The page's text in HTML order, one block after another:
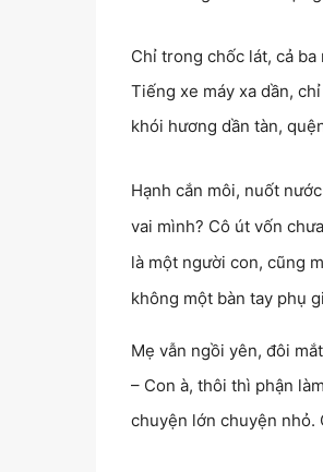
Chỉ trong chốc lát, cả
Tiếng xe máy xa dần,
khói hương dần tàn,
Hạnh cắn môi, nuốt
vai mình? Cô út vốn
là một người con, cũng
không một bàn tay phụ
Mẹ vẫn ngồi yên, đôi
– Con à, thôi thì phận
chuyện lớn chuyện nhỏ.